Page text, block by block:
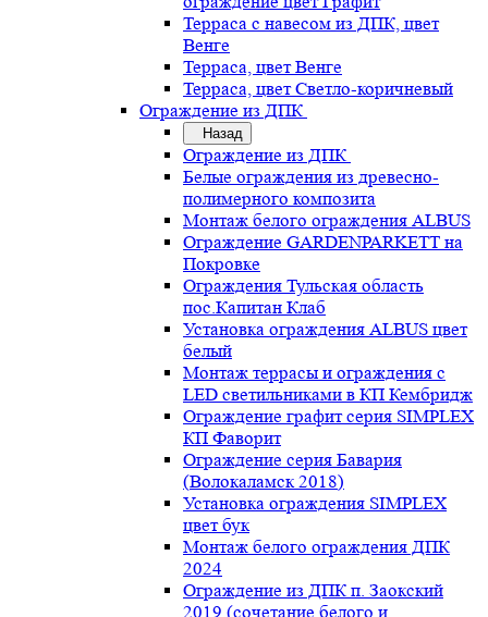
Терраса с навесом из ДПК, цвет
Венге
Терраса, цвет Венге
Терраса, цвет Светло-коричневый
Ограждение из ДПК
Назад
Ограждение из ДПК
Белые ограждения из древесно-
полимерного композита
Монтаж белого ограждения ALBUS
Ограждение GARDENPARKETT на
Покровке
Ограждения Тульская область
пос.Капитан Клаб
Установка ограждения ALBUS цвет
белый
Монтаж террасы и ограждения с
LED светильниками в КП Кембридж
Ограждение графит серия SIMPLEX
КП Фаворит
Ограждение серия Бавария
(Волокаламск 2018)
Установка ограждения SIMPLEX
цвет бук
Монтаж белого ограждения ДПК
2024
Ограждение из ДПК п. Заокский
2019 (сочетание белого и